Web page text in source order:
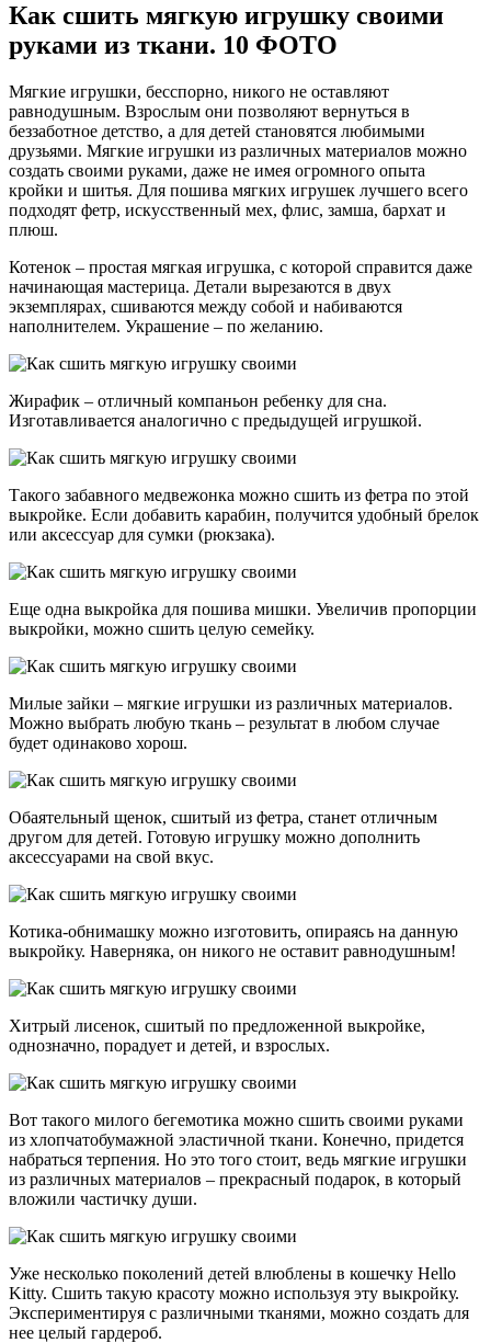
Как сшить мягкую игрушку своими
руками из ткани. 10 ФОТО
Мягкие игрушки, бесспорно, никого не оставляют
равнодушным. Взрослым они позволяют вернуться в
беззаботное детство, а для детей становятся любимыми
друзьями. Мягкие игрушки из различных материалов можно
создать своими руками, даже не имея огромного опыта
кройки и шитья. Для пошива мягких игрушек лучшего всего
подходят фетр, искусственный мех, флис, замша, бархат и
плюш.
Котенок – простая мягкая игрушка, с которой справится даже
начинающая мастерица. Детали вырезаются в двух
экземплярах, сшиваются между собой и набиваются
наполнителем. Украшение – по желанию.
Жирафик – отличный компаньон ребенку для сна.
Изготавливается аналогично с предыдущей игрушкой.
Такого забавного медвежонка можно сшить из фетра по этой
выкройке. Если добавить карабин, получится удобный брелок
или аксессуар для сумки (рюкзака).
Еще одна выкройка для пошива мишки. Увеличив пропорции
выкройки, можно сшить целую семейку.
Милые зайки – мягкие игрушки из различных материалов.
Можно выбрать любую ткань – результат в любом случае
будет одинаково хорош.
Обаятельный щенок, сшитый из фетра, станет отличным
другом для детей. Готовую игрушку можно дополнить
аксессуарами на свой вкус.
Котика-обнимашку можно изготовить, опираясь на данную
выкройку. Наверняка, он никого не оставит равнодушным!
Хитрый лисенок, сшитый по предложенной выкройке,
однозначно, порадует и детей, и взрослых.
Вот такого милого бегемотика можно сшить своими руками
из хлопчатобумажной эластичной ткани. Конечно, придется
набраться терпения. Но это того стоит, ведь мягкие игрушки
из различных материалов – прекрасный подарок, в который
вложили частичку души.
Уже несколько поколений детей влюблены в кошечку Hello
Kitty. Сшить такую красоту можно используя эту выкройку.
Экспериментируя с различными тканями, можно создать для
нее целый гардероб.